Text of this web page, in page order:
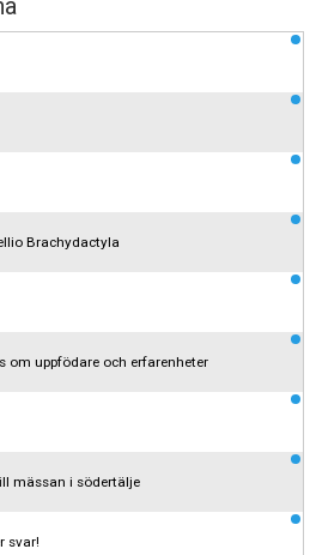
Brachydactyla
om uppfödare och erfarenheter
mässan i södertälje
svar!